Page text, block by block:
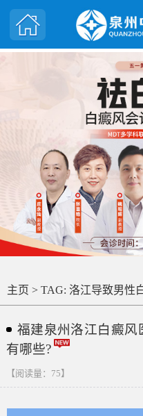
主页 > TAG: 洛江导致男性
福建泉州洛江白癜风
有哪些?
【阅读量：75】